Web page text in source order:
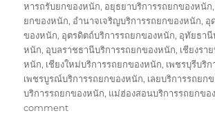
หารถรับยกของหนัก, อยุธยาบริการรถยกของหนัก,
ยกของหนัก, อำนาจเจริญบริการรถยกของหนัก, อุ
ของหนัก, อุตรดิตถ์บริการรถยกของหนัก, อุทัยธานี
หนัก, อุบลราชธานีบริการรถยกของหนัก, เชียงรา
หนัก, เชียงใหม่บริการรถยกของหนัก, เพชรบุรีบริ
เพชรบูรณ์บริการรถยกของหนัก, เลยบริการรถยก
บริการรถยกของหนัก, แม่ฮ่องสอนบริการรถยกขอ
commenton